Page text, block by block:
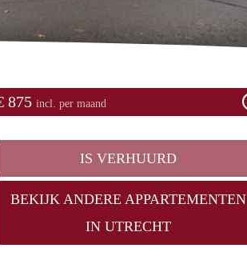
875 incl. per maand
IS VERHUURD
BEKIJK ANDERE APPARTEMENTEN
IN UTRECHT